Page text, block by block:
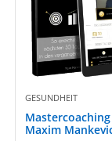
GESUNDHEIT
Maxim